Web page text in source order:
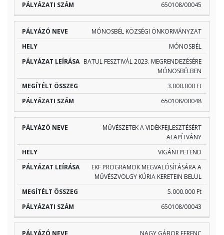
650108/00045
MÓNOSBÉL KÖZSÉGI ÖNKORMÁNYZAT
MÓNOSBÉL
BATUL FESZTIVÁL 2023. MEGRENDEZÉSÉRE
MÓNOSBÉLBEN
3.000.000 Ft
650108/00048
MŰVÉSZETEK A VIDÉKFEJLESZTÉSÉRT
ALAPÍTVÁNY
VIGÁNTPETEND
EKF PROGRAMOK MEGVALÓSÍTÁSÁRA A
MŰVÉSZVÖLGY KÚRIA KERETEIN BELÜL
5.000.000 Ft
650108/00043
NAGY GÁBOR FERENC